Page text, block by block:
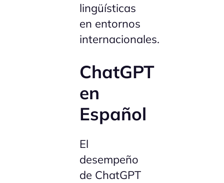
lingüísticas
en entornos
internacionales.
ChatGPT
en
Español
El
desempeño
de ChatGPT